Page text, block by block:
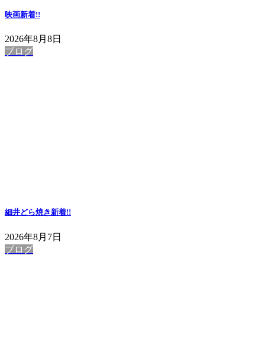
映画新着!!
2026年8月8日
ブログ
細井どら焼き新着!!
2026年8月7日
ブログ